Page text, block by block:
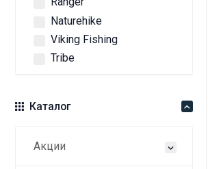
Naturehike
Viking Fishing
Tribe
Каталог
Акции